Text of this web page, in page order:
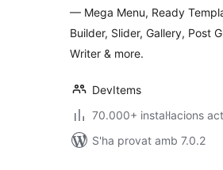
— Mega Menu, Ready
Builder, Slider, Gallery, Post
Writer & more.
DevItems
70.000+ instal·lacions
S'ha provat amb 7.0.2